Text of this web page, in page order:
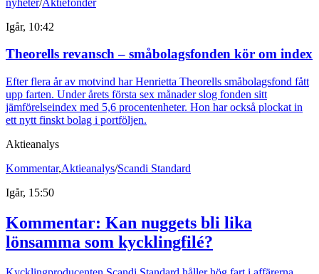
Igår, 10:42
Theorells revansch – småbolagsfonden kör om index
Efter flera år av motvind har Henrietta Theorells småbolagsfond fått
upp farten. Under årets första sex månader slog fonden sitt
jämförelseindex med 5,6 procentenheter. Hon har också plockat in
ett nytt finskt bolag i portföljen.
Aktieanalys
Kommentar,Aktieanalys/Scandi Standard
Igår, 15:50
Kommentar: Kan nuggets bli lika
lönsamma som kycklingfilé?